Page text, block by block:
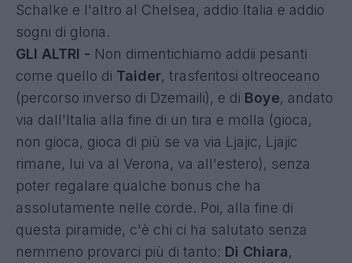
Schalke e l'altro al Chelsea, addio Italia e addio
sogni di gloria.
GLI ALTRI - Non dimentichiamo addii pesanti
come quello di Taider, trasferitosi oltreoceano
(percorso inverso di Dzemaili), e di Boye, andato
via dall'Italia alla fine di un tira e molla (gioca,
non gioca, gioca di più se va via Ljajic, Ljajic
rimane, lui va al Verona, va all'estero), senza
poter regalare qualche bonus che ha
assolutamente nelle corde. Poi, alla fine di
questa piramide, c'è chi ci ha salutato senza
nemmeno provarci più di tanto: Di Chiara,